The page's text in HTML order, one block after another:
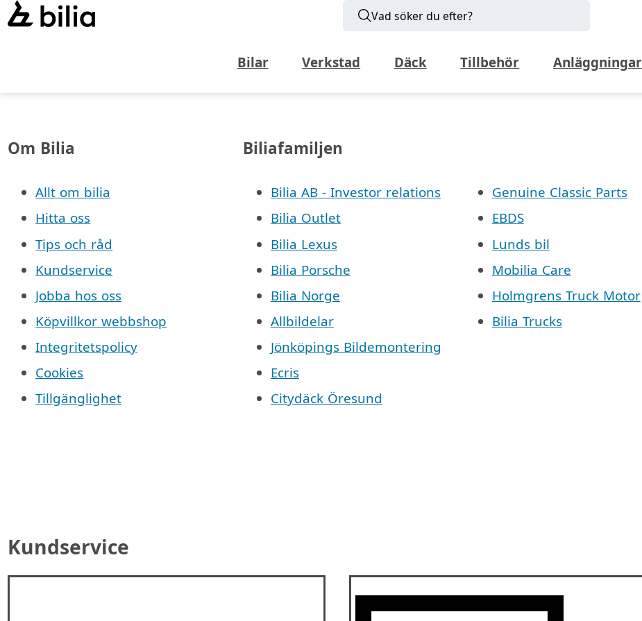
Vad söker du efter?
Bilar Verkstad Däck Tillbehör Anläggningar
Om Bilia
Allt om bilia
Hitta oss
Tips och råd
Kundservice
Jobba hos oss
Köpvillkor webbshop
Integritetspolicy
Cookies
Tillgänglighet
Biliafamiljen
Bilia AB - Investor relations
Bilia Outlet
Bilia Lexus
Bilia Porsche
Bilia Norge
Allbildelar
Jönköpings Bildemontering
Ecris
Citydäck Öresund
Genuine Classic Parts
EBDS
Lunds bil
Mobilia Care
Holmgrens Truck Motor
Bilia Trucks
Kundservice